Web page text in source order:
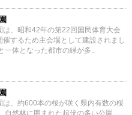
は、昭和42年の第22回国民体育大会
催するため主会場として建設されまし
一体となった都市の緑が多..
は、約600本の桜が咲く県内有数の桜